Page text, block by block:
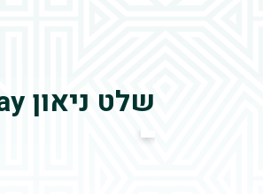
שלט ניאון Lets Play